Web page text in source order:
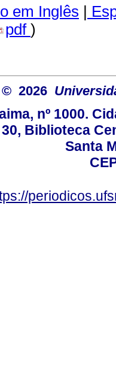
em Inglês |
pdf )
© 2026
nº 1000.
Biblioteca
Santa